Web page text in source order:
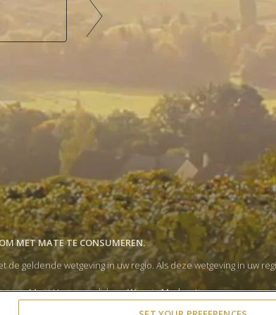
MET MATE TE CONSUMEREN.
geldende wetgeving in uw regio. Als deze wetgeving in uw
via Moët Hennessy, lid vanWine in Moderation.
verklaar ik dat ik het